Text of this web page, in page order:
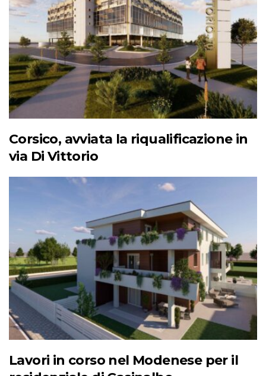
Corsico, avviata la riqualificazione in
via Di Vittorio
Lavori in corso nel Modenese per il